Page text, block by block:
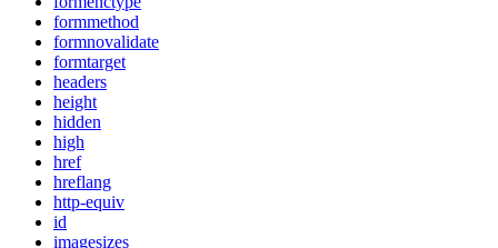
formmethod
formnovalidate
formtarget
headers
height
hidden
high
href
hreflang
http-equiv
id
imagesizes